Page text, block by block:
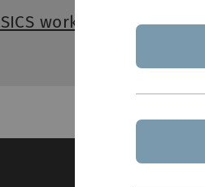
workshop (German)